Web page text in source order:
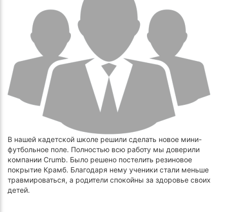
В нашей кадетской школе решили сделать новое мини-
футбольное поле. Полностью всю работу мы доверили
компании Crumb. Было решено постелить резиновое
покрытие Крамб. Благодаря нему ученики стали меньше
травмироваться, а родители спокойны за здоровье своих
детей.